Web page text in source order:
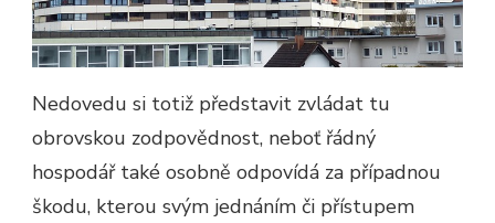
Nedovedu si totiž představit zvládat tu
obrovskou zodpovědnost, neboť řádný
hospodář také osobně odpovídá za případnou
škodu, kterou svým jednáním či přístupem